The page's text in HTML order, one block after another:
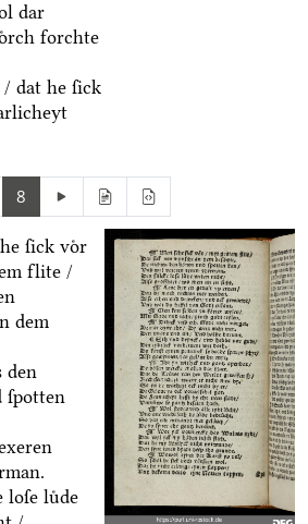
dar
forchte
/ dat he ſick
8
ſick voͤr
flite /
dem
den
loſe luͤde